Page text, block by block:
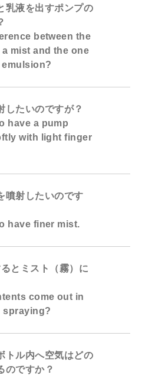
乳液を出すポンプの
between the
mist and the one
したいのですが？
have a pump
with light finger
噴射したいのです
have finer mist.
とミスト（霧）に
come out in
spraying?
トル内へ空気はどの
のですか？